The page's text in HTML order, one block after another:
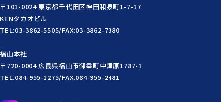
〒101-0024 東京都千代田区神田和泉町1-7-17
KENタカオビル
TEL:03-3862-5505/FAX:03-3862-7380
福山本社
〒720-0004 広島県福山市御幸町中津原1787-1
TEL:084-955-1275/FAX:084-955-2481